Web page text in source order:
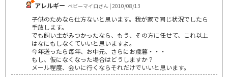
アレルギー ベビーマイロさん | 2010/08/13
子供のためなら仕方ないと思います。我が家で同じ状況でしたら
手放します。
でも飼い主がみつかったなら、もう、その方に任せて、これ以上
はなにもしなくていいと思いますよ。
今年送ったら毎年、お中元、さらにお歳暮・・・
もし、仮になくなった場合はどうしますか？
メール程度、会いに行くならそれだけでいいと思います。